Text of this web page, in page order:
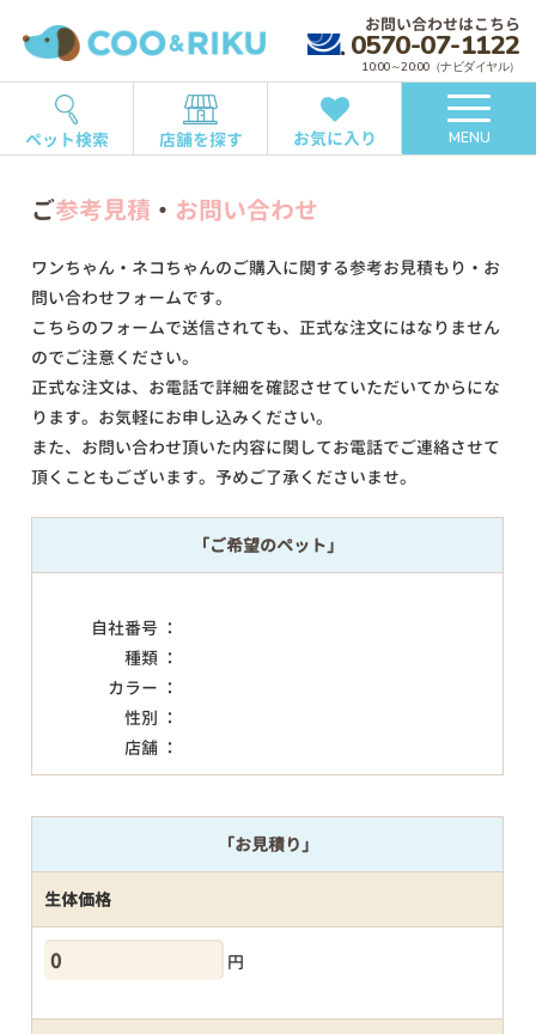
お問い合わせはこちら
0570-07-1122
10:00～20:00（ナビダイヤル）
ペット検索 店舗を探す お気に入り MENU
ご参考見積 ・ お問い合わせ
ワンちゃん・ネコちゃんのご購入に関する参考お見積もり・お
問い合わせフォームです。
こちらのフォームで送信されても、正式な注文にはなりません
のでご注意ください。
正式な注文は、お電話で詳細を確認させていただいてからにな
ります。お気軽にお申し込みください。
また、お問い合わせ頂いた内容に関してお電話でご連絡させて
頂くこともございます。予めご了承くださいませ。
「ご希望のペット」
自社番号 ：
種類 ：
カラー ：
性別 ：
店舗 ：
「お見積り」
生体価格
円